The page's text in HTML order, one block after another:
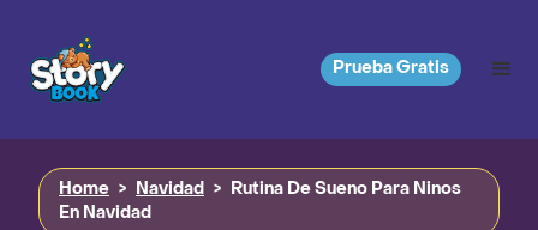
Prueba Gratis
Home > Navidad >
Rutina De Sueno Para Ninos
En Navidad